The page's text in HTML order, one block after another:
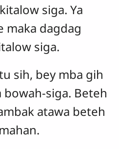
siga. Ya
maka dagdag
siga.
sih, bey mba gih
siga. Beteh
atawa beteh